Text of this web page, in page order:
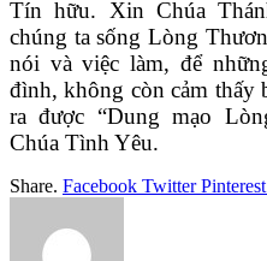
Tín hữu. Xin Chúa
chúng ta sống Lòng
nói và việc làm, để
đình, không còn cảm thấy
ra được “Dung mạo
Chúa Tình Yêu.
Share. Facebook Twitter Pinterest